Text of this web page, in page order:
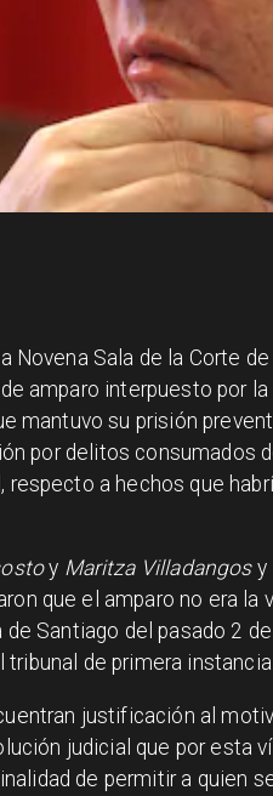
Novena Sala de la Corte
amparo interpuesto por
mantuvo su prisión
por delitos consumados
respecto a hechos que
y Maritza Villadangosy
que el amparo no era la
de Santiago del pasado 2
de primera
justificación al
judicial que por esta
de permitir a quien